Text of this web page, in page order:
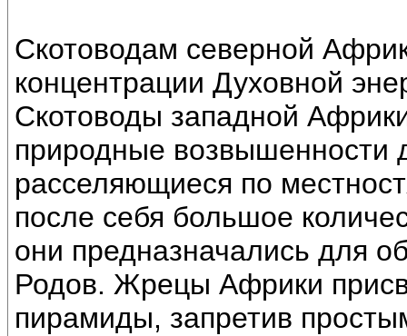
Скотоводам северной
концентрации Духовной
Скотоводы западной
природные возвышенности
расселяющиеся по
после себя большое
они предназначались для
Родов. Жрецы Африки
пирамиды, запретив